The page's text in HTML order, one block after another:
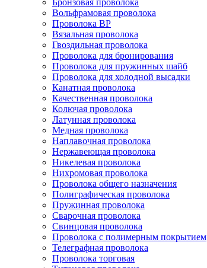
Бронзовая проволока
Вольфрамовая проволока
Проволока ВР
Вязальная проволока
Гвоздильная проволока
Проволока для бронирования
Проволока для пружинных шайб
Проволока для холодной высадки
Канатная проволока
Качественная проволока
Колючая проволока
Латунная проволока
Медная проволока
Наплавочная проволока
Нержавеющая проволока
Никелевая проволока
Нихромовая проволока
Проволока общего назначения
Полиграфическая проволока
Пружинная проволока
Сварочная проволока
Свинцовая проволока
Проволока с полимерным покрытием
Телеграфная проволока
Проволока торговая